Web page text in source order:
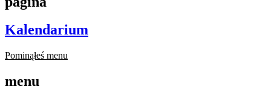
Kalendarium
Pominąłeś menu
menu